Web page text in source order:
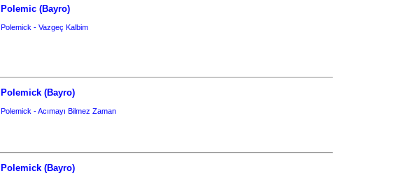
Polemic (Bayro)
Polemick - Vazgeç Kalbim
Polemick (Bayro)
Polemick - Acımayı Bilmez Zaman
Polemick (Bayro)